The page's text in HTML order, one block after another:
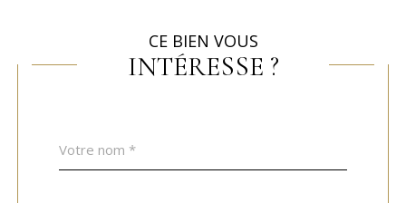
CE BIEN VOUS
INTÉRESSE ?
par
*